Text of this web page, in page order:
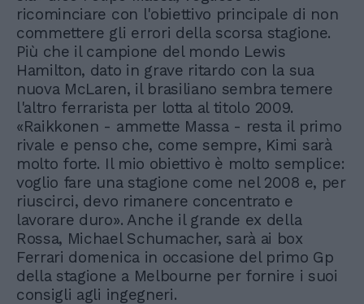
ricominciare con l'obiettivo principale di non
commettere gli errori della scorsa stagione.
Più che il campione del mondo Lewis
Hamilton, dato in grave ritardo con la sua
nuova McLaren, il brasiliano sembra temere
l'altro ferrarista per lotta al titolo 2009.
«Raikkonen - ammette Massa - resta il primo
rivale e penso che, come sempre, Kimi sarà
molto forte. Il mio obiettivo è molto semplice:
voglio fare una stagione come nel 2008 e, per
riuscirci, devo rimanere concentrato e
lavorare duro». Anche il grande ex della
Rossa, Michael Schumacher, sarà ai box
Ferrari domenica in occasione del primo Gp
della stagione a Melbourne per fornire i suoi
consigli agli ingegneri.